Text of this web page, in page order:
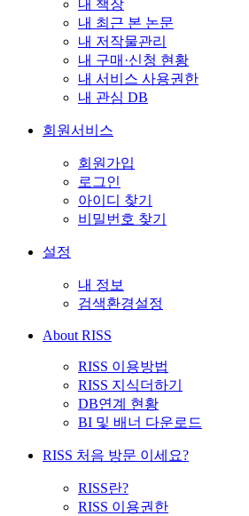
내 책장
내 최근 본 논문
내 저작물관리
내 구매·신청 현황
내 서비스 사용권한
내 관심 DB
회원서비스
회원가입
로그인
아이디 찾기
비밀번호 찾기
설정
내 정보
검색환경설정
About RISS
RISS 이용방법
RISS 지식더하기
DB연계 현황
BI 및 배너 다운로드
RISS 처음 방문 이세요?
RISS란?
RISS 이용권한